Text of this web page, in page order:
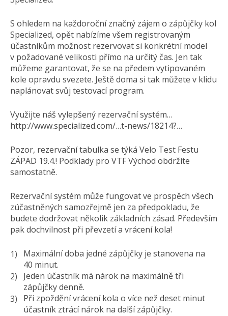
S ohledem na každoroční značný zájem o zápůjčky kol
Specialized, opět nabízíme všem registrovaným
účastníkům možnost rezervovat si konkrétní model
v požadované velikosti přímo na určitý čas. Jen tak
můžeme garantovat, že se na předem vytipovaném
kole opravdu svezete. Ještě doma si tak můžete v klidu
naplánovat svůj testovací program.
Využijte náš vylepšený rezervační systém…
http://www.specialized.com/…t-news/18214?…
Pozor, rezervační tabulka se týká Velo Test Festu
ZÁPAD 19.4.! Podklady pro VTF Východ obdržíte
samostatně.
Rezervační systém může fungovat ve prospěch všech
zúčastněných samozřejmě jen za předpokladu, že
budete dodržovat několik základních zásad. Především
pak dochvilnost při převzetí a vrácení kola!
Maximální doba jedné zápůjčky je stanovena na
40 minut.
Jeden účastník má nárok na maximálně tři
zápůjčky denně.
Při zpoždění vrácení kola o více než deset minut
účastník ztrácí nárok na další zápůjčky.